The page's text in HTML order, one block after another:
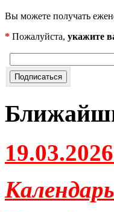
Вы можете получать
* Пожалуйста, укажите